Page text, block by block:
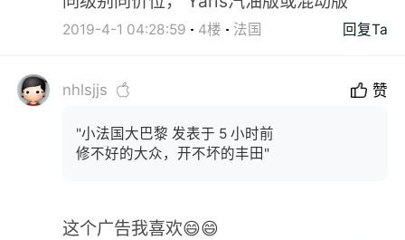
2019-4-1 04:28:59 4楼 法国 回复Ta
nhlsjjs 赞
"小法国大巴黎 发表于 5 小时前
修不好的大众，开不坏的丰田"
这个广告我喜欢😄😄